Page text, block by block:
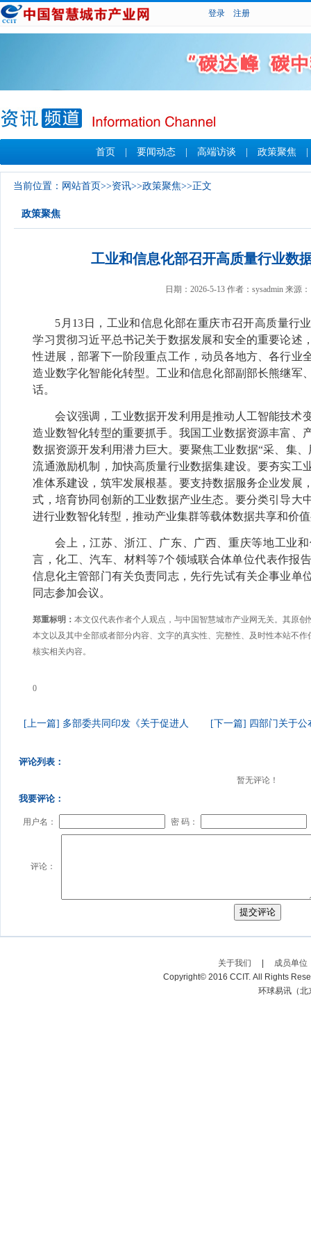
登录 注册
首页 要闻动态 高端访谈 政策聚焦
当前位置： 网站首页>>资讯>>政策聚焦>>正文
政策聚焦
工业和信息化部召开高质量行业数
日期：2026-5-13 作者：sysadmin 来源
5月13日，工业和信息化部在重庆市召开高质量行
学习贯彻习近平总书记关于数据发展和安全的重要论述
性进展，部署下一阶段重点工作，动员各地方、各行业
造业数字化智能化转型。工业和信息化部副部长熊继军
话。
会议强调，工业数据开发利用是推动人工智能技术
造业数智化转型的重要抓手。我国工业数据资源丰富、
数据资源开发利用潜力巨大。要聚焦工业数据“采、集
流通激励机制，加快高质量行业数据集建设。要夯实工
准体系建设，筑牢发展根基。要支持数据服务企业发展
式，培育协同创新的工业数据产业生态。要分类引导大
进行业数智化转型，推动产业集群等载体数据共享和价
会上，江苏、浙江、广东、广西、重庆等地工业
言，化工、汽车、材料等7个领域联合体单位代表作报
信息化主管部门有关负责同志，先行先试有关企事业单
同志参加会议。
郑重标明：本文仅代表作者个人观点，与中国智慧城市产业网无关。其原
本文以及其中全部或者部分内容、文字的真实性、完整性、及时性本站不
核实相关内容。
0
[上一篇] 多部委共同印发《关于促进人 [下一篇] 四部门关于公
评论列表：
暂无评论！
我要评论：
用户名： 密 码：
评论：
关于我们 成员单位
Copyright© 2016 CCIT. All Rights
环球易讯（